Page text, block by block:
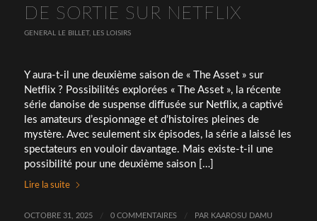
DE SORTIE SUR NETFLIX
GENERAL LE BILLET, LES LOISIRS
Y aura-t-il une deuxième saison de « The Asset » sur
Netflix ? Possibilités explorées « The Asset », la récente
série danoise de suspense diffusée sur Netflix, a captivé
les amateurs d’espionnage et d’histoires pleines de
mystère. Avec seulement six épisodes, la série a laissé les
spectateurs en vouloir davantage. Mais existe-t-il une
possibilité pour une deuxième saison […]
Lire la suite
OCTOBRE 31, 2025 / 0 COMMENTAIRES / PAR KAAROSU DAMU